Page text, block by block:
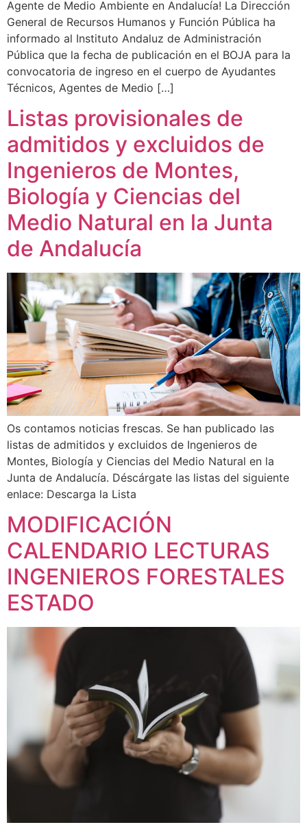
Agente de Medio Ambiente en Andalucía! La Dirección
General de Recursos Humanos y Función Pública ha
informado al Instituto Andaluz de Administración
Pública que la fecha de publicación en el BOJA para la
convocatoria de ingreso en el cuerpo de Ayudantes
Técnicos, Agentes de Medio […]
Listas provisionales de
admitidos y excluidos de
Ingenieros de Montes,
Biología y Ciencias del
Medio Natural en la Junta
de Andalucía
Os contamos noticias frescas. Se han publicado las
listas de admitidos y excluidos de Ingenieros de
Montes, Biología y Ciencias del Medio Natural en la
Junta de Andalucía. Déscárgate las listas del siguiente
enlace: Descarga la Lista
MODIFICACIÓN
CALENDARIO LECTURAS
INGENIEROS FORESTALES
ESTADO